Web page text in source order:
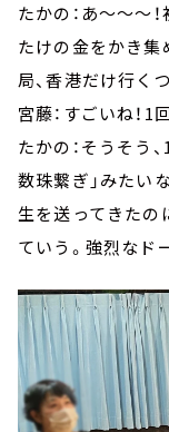
たかの：あ～～～
たけの金をかき集
局、香港だけ行く
宮藤：すごいね！1
たかの：そうそう
数珠繋ぎ」みたい
生を送ってきたの
ていう。強烈なド